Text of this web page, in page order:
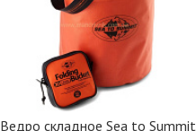
Ведро складное Sea to Summit